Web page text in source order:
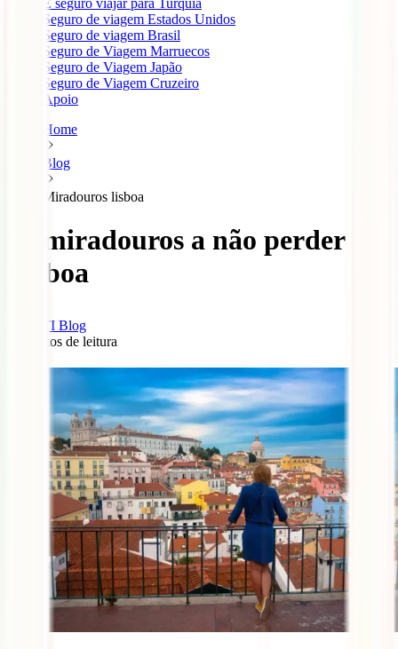
Seguro de viagem Estados Unidos
Seguro de viagem Brasil
Seguro de Viagem Marruecos
Seguro de Viagem Japão
Seguro de Viagem Cruzeiro
Apoio
Home
Blog
Miradouros lisboa
10 miradouros a não perder em
Lisboa
IATI Blog
minutos de leitura